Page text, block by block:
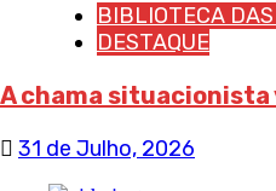
BIBLIOTECA
DESTAQUE
A chama situacionista
31 de Julho, 2026